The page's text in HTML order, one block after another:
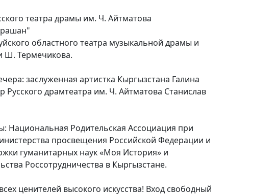
театра драмы им. Ч. Айтматова
областного театра музыкальной драмы и
Ш. Термечикова.
заслуженная артистка Кыргызстана Галина
Русского драмтеатра им. Ч. Айтматова Станислав
Национальная Родительская Ассоциация при
просвещения Российской Федерации и
гуманитарных наук «Моя История» и
Россотрудничества в Кыргызстане.
ценителей высокого искусства! Вход свободный